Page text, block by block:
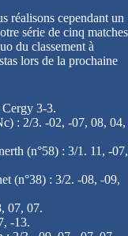
réalisons cependant un
série de cinq matches
du classement à
lors de la prochaine
3-3.
: 2/3. -02, -07, 08, 04,
(n°58) : 3/1. 11, -07,
(n°38) : 3/2. -08, -09,
07, 07.
-13.